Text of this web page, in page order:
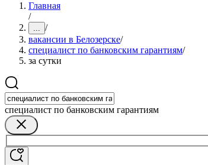
Главная
/
... /
вакансии в Белозерске/
специалист по банковским гарантиям/
за сутки
специалист по банковским гарантиям